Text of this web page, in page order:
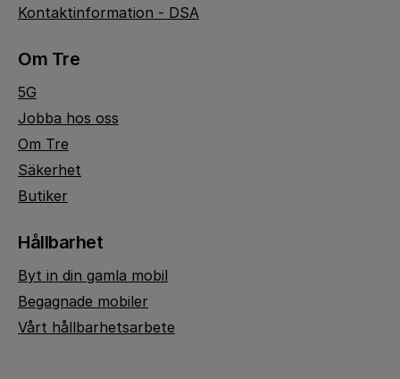
Kontaktinformation - DSA
Om Tre
5G
Jobba hos oss
Om Tre
Säkerhet
Butiker
Hållbarhet
Byt in din gamla mobil
Begagnade mobiler
Vårt hållbarhetsarbete